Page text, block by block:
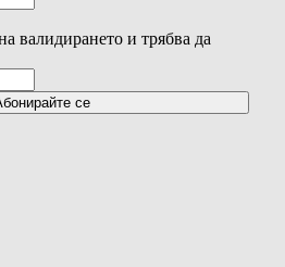
валидирането и трябва да